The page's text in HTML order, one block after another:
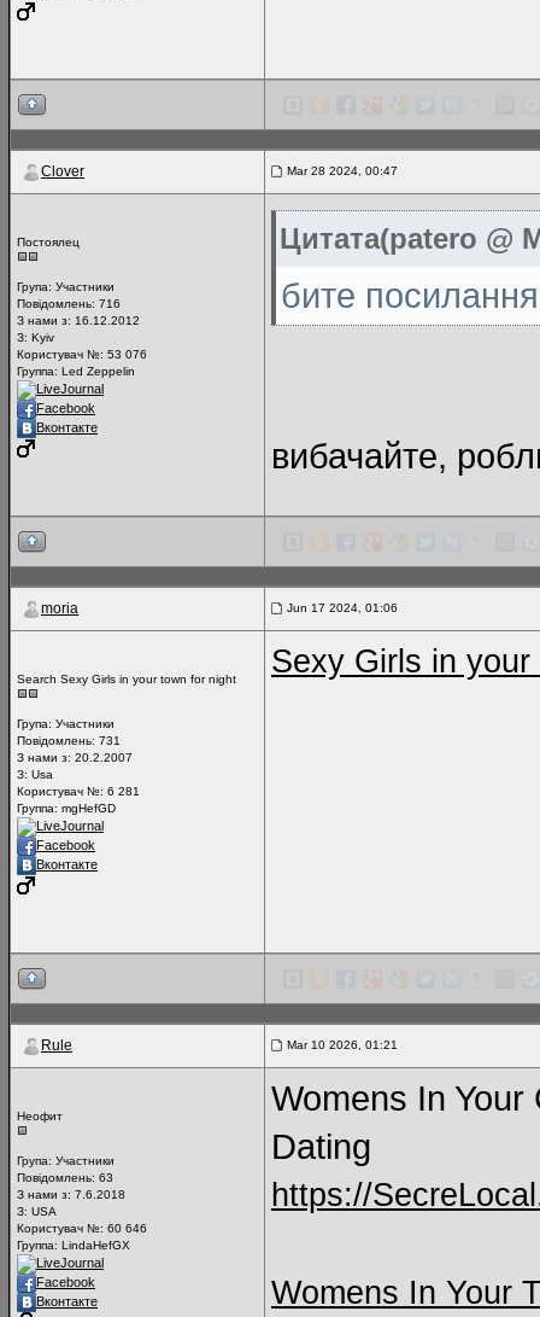
Clover Mar 28 2024, 00:47
Постоялец
Група: Участники
Повідомлень: 716
З нами з: 16.12.2012
З: Kyiv
Користувач №: 53 076
Группа: Led Zeppelin
LiveJournal
Facebook
Вконтакте
Цитата(patero @
бите
вибачайте,
moria Jun 17 2024, 01:06
Search Sexy Girls in your town for night
Група: Участники
Повідомлень: 731
З нами з: 20.2.2007
З: Usa
Користувач №: 6 281
Группа: mgHefGD
LiveJournal
Facebook
Вконтакте
Sexy Girls in your
Rule Mar 10 2026, 01:21
Неофит
Група: Участники
Повідомлень: 63
З нами з: 7.6.2018
З: USA
Користувач №: 60 646
Группа: LindaHefGX
LiveJournal
Facebook
Вконтакте
Womens In Your
Dating
https://
Womens In Your